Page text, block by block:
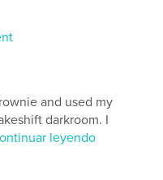
and used my
darkroom. I
leyendo